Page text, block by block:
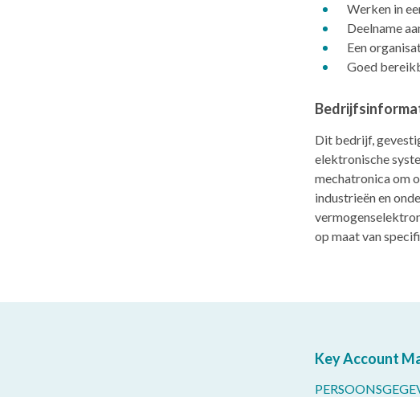
Werken in
Deelname
Een
Goed
Dit bedrijf,
elektronische
mechatronica om
industrieën en
op maat van
Key Account